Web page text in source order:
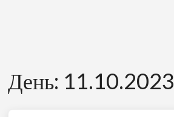
День: 11.10.2023